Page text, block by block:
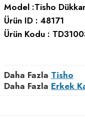
Model :Tisho
Ürün ID : 48171
Ürün Kodu :
Daha Fazla Tisho
Daha Fazla Erkek